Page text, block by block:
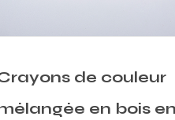
Crayons aquarelle
hexagonaux pour le